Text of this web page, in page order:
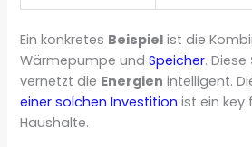
Ein konkretes Beispiel ist die
Wärmepumpe undSpeicher. Diese
vernetzt die Energien intelligent.
einer solchen Investition ist ein key
Haushalte.